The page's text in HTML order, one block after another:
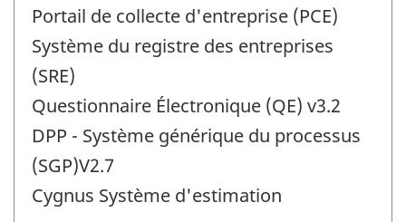
Portail de collecte d'entreprise (PCE)
Système du registre des entreprises
(SRE)
Questionnaire Électronique (QE) v3.2
DPP - Système générique du processus
(SGP)V2.7
Cygnus Système d'estimation